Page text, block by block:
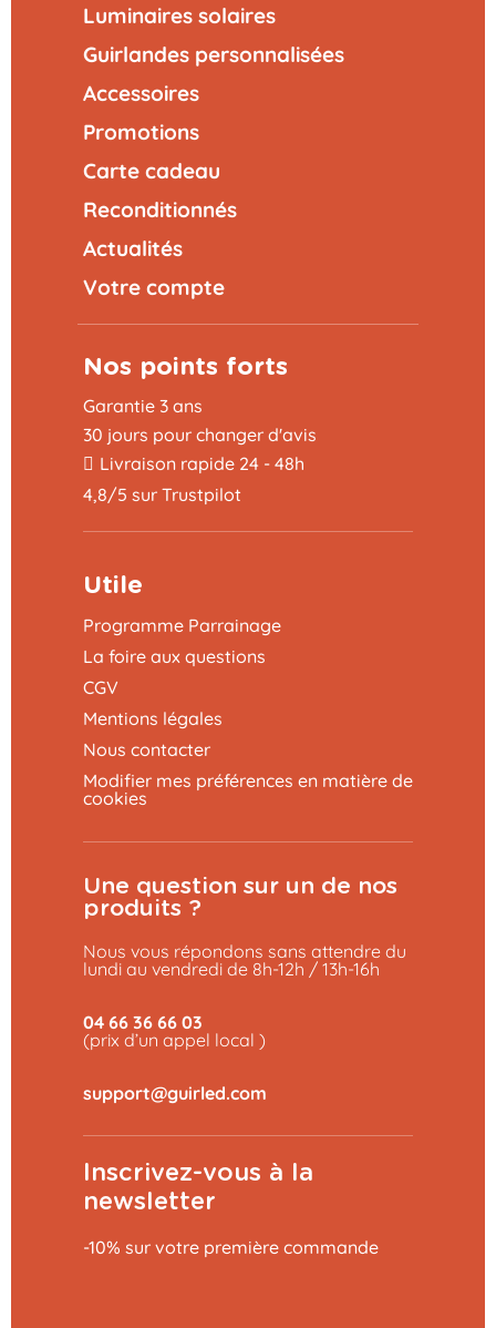
Luminaires solaires
Guirlandes personnalisées
Accessoires
Promotions
Carte cadeau
Reconditionnés
Actualités
Votre compte
Nos points forts
Garantie 3 ans
30 jours pour changer d'avis
Livraison rapide 24 - 48h
4,8/5 sur Trustpilot
Utile
Programme Parrainage
La foire aux questions
CGV
Mentions légales
Nous contacter
Modifier mes préférences en matière de
cookies
Une question sur un de nos
produits ?
Nous vous répondons sans attendre du
lundi au vendredi de 8h-12h / 13h-16h
04 66 36 66 03
(prix d’un appel local )
Inscrivez-vous à la
newsletter
-10% sur votre première commande